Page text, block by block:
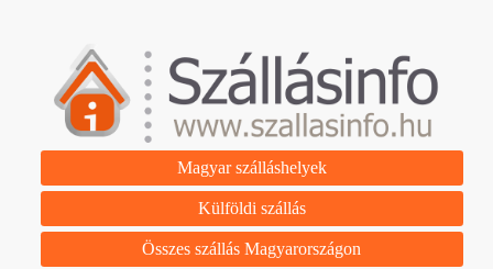
Magyar szálláshelyek
Külföldi szállás
Összes szállás Magyarországon